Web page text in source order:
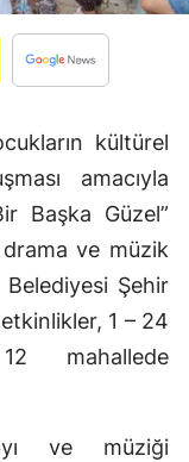
kültürel
amacıyla
Başka Güzel”
ve müzik
Şehir
1 – 24
mahallede
ve müziği